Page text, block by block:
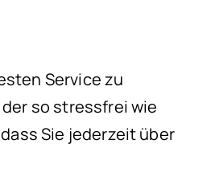
Service zu
so stressfrei wie
Sie jederzeit über